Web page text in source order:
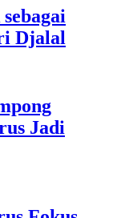
Djalal
Jadi